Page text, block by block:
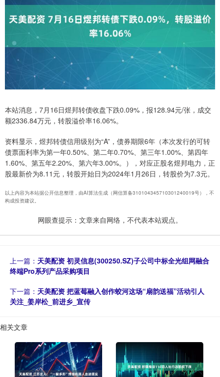
本站消息，7月16日煜邦转债收盘下跌0.09%，报128.94元/张，成交
额2336.84万元，转股溢价率16.06%。
资料显示，煜邦转债信用级别为“A”，债券期限6年（本次发行的可转
债票面利率为第一年0.50%、第二年0.70%、第三年1.00%、第四年
1.60%、第五年2.20%、第六年3.00%。），对应正股名煜邦电力，正
股最新价为8.11元，转股开始日为2024年1月26日，转股价为7.3元。
以上内容为本站据公开信息整理，由AI算法生成（网信算备310104345710301240019号），不
构成投资建议。
网眼查提示：文章来自网络，不代表本站观点。
上一篇： 天美配资 初灵信息(300250.SZ)子公司中标全光组网融合
终端Pro系列产品采购项目
下一篇： 天美配资 把蓝莓融入创作蛟河这场“扇韵送福”活动引人
关注_姜岸松_前进乡_宣传
相关文章